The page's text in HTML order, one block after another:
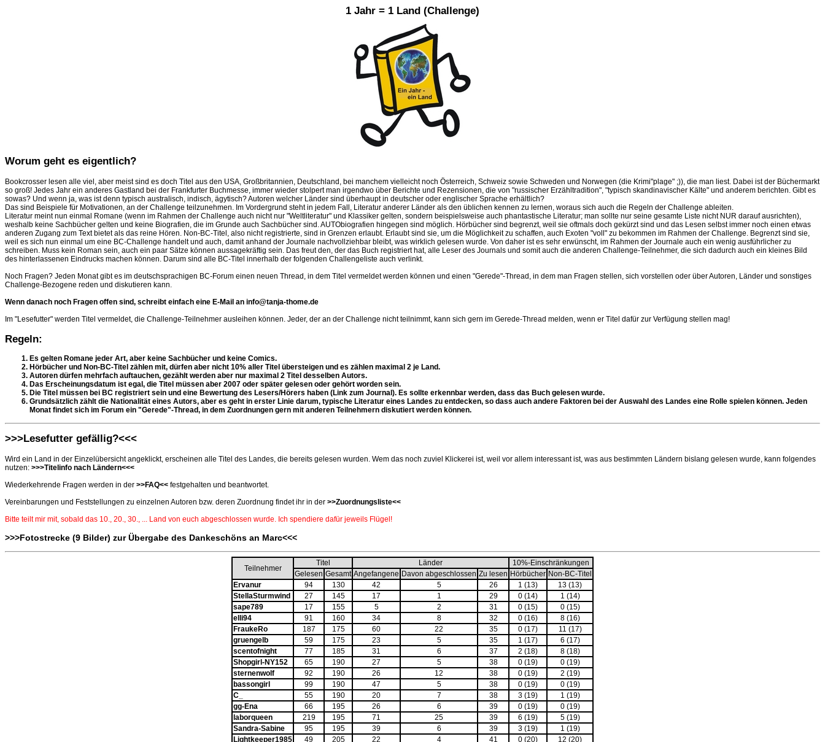
1 Jahr = 1 Land (Challenge)
Worum geht es eigentlich?
Bookcrosser lesen alle viel, aber meist sind es doch Titel aus den USA, Großbritannien, Deutschland, bei manchem vielleicht noch Österreich, Schweiz sowie Schweden und Norwegen (die Krimi"plage" ;)), die man liest. Dabei ist der Büchermarkt
so groß! Jedes Jahr ein anderes Gastland bei der Frankfurter Buchmesse, immer wieder stolpert man irgendwo über Berichte und Rezensionen, die von "russischer Erzähltradition", "typisch skandinavischer Kälte" und anderem berichten. Gibt es
sowas? Und wenn ja, was ist denn typisch australisch, indisch, ägytisch? Autoren welcher Länder sind überhaupt in deutscher oder englischer Sprache erhältlich?
Das sind Beispiele für Motivationen, an der Challenge teilzunehmen. Im Vordergrund steht in jedem Fall, Literatur anderer Länder als den üblichen kennen zu lernen, woraus sich auch die Regeln der Challenge ableiten.
Literatur meint nun einmal Romane (wenn im Rahmen der Challenge auch nicht nur "Weltliteratur" und Klassiker gelten, sondern beispielsweise auch phantastische Literatur; man sollte nur seine gesamte Liste nicht NUR darauf ausrichten),
weshalb keine Sachbücher gelten und keine Biografien, die im Grunde auch Sachbücher sind. AUTObiografien hingegen sind möglich. Hörbücher sind begrenzt, weil sie oftmals doch gekürzt sind und das Lesen selbst immer noch einen etwas
anderen Zugang zum Text bietet als das reine Hören. Non-BC-Titel, also nicht registrierte, sind in Grenzen erlaubt. Erlaubt sind sie, um die Möglichkeit zu schaffen, auch Exoten "voll" zu bekommen im Rahmen der Challenge. Begrenzt sind sie,
weil es sich nun einmal um eine BC-Challenge handelt und auch, damit anhand der Journale nachvollziehbar bleibt, was wirklich gelesen wurde. Von daher ist es sehr erwünscht, im Rahmen der Journale auch ein wenig ausführlicher zu
schreiben. Muss kein Roman sein, auch ein paar Sätze können aussagekräftig sein. Das freut den, der das Buch registriert hat, alle Leser des Journals und somit auch die anderen Challenge-Teilnehmer, die sich dadurch auch ein kleines Bild
des hinterlassenen Eindrucks machen können. Darum sind alle BC-Titel innerhalb der folgenden Challengeliste auch verlinkt.
Noch Fragen? Jeden Monat gibt es im deutschsprachigen BC-Forum einen neuen Thread, in dem Titel vermeldet werden können und einen "Gerede"-Thread, in dem man Fragen stellen, sich vorstellen oder über Autoren, Länder und sonstiges
Challenge-Bezogene reden und diskutieren kann.
Wenn danach noch Fragen offen sind, schreibt einfach eine E-Mail an info@tanja-thome.de
Im "Lesefutter" werden Titel vermeldet, die Challenge-Teilnehmer ausleihen können. Jeder, der an der Challenge nicht teilnimmt, kann sich gern im Gerede-Thread melden, wenn er Titel dafür zur Verfügung stellen mag!
Regeln:
Es gelten Romane jeder Art, aber keine Sachbücher und keine Comics.
Hörbücher und Non-BC-Titel zählen mit, dürfen aber nicht 10% aller Titel übersteigen und es zählen maximal 2 je Land.
Autoren dürfen mehrfach auftauchen, gezählt werden aber nur maximal 2 Titel desselben Autors.
Das Erscheinungsdatum ist egal, die Titel müssen aber 2007 oder später gelesen oder gehört worden sein.
Die Titel müssen bei BC registriert sein und eine Bewertung des Lesers/Hörers haben (Link zum Journal). Es sollte erkennbar werden, dass das Buch gelesen wurde.
Grundsätzlich zählt die Nationalität eines Autors, aber es geht in erster Linie darum, typische Literatur eines Landes zu entdecken, so dass auch andere Faktoren bei der Auswahl des Landes eine Rolle spielen können. Jeden
Monat findet sich im Forum ein "Gerede"-Thread, in dem Zuordnungen gern mit anderen Teilnehmern diskutiert werden können.
>>>Lesefutter gefällig?<<<
Wird ein Land in der Einzelübersicht angeklickt, erscheinen alle Titel des Landes, die bereits gelesen wurden. Wem das noch zuviel Klickerei ist, weil vor allem interessant ist, was aus bestimmten Ländern bislang gelesen wurde, kann folgendes
nutzen: >>>Titelinfo nach Ländern<<<
Wiederkehrende Fragen werden in der >>FAQ<< festgehalten und beantwortet.
Vereinbarungen und Feststellungen zu einzelnen Autoren bzw. deren Zuordnung findet ihr in der >>Zuordnungsliste<<
Bitte teilt mir mit, sobald das 10., 20., 30., ... Land von euch abgeschlossen wurde. Ich spendiere dafür jeweils Flügel!
>>>Fotostrecke (9 Bilder) zur Übergabe des Dankeschöns an Marc<<<
Teilnehmer
Titel Länder
10%-Einschränkungen
Gelesen Gesamt Angefangene Davon abgeschlossen Zu lesen Hörbücher Non-BC-Titel
Ervanur
94 130 42 5 26 1 (13)
13 (13)
StellaSturmwind
27 145 17 1 29 0 (14)
1 (14)
sape789
17 155 5 2 31 0 (15)
0 (15)
elli94
91 160 34 8 32 0 (16)
8 (16)
FraukeRo
187 175 60 22 35 0 (17)
11 (17)
gruengelb
59 175 23 5 35 1 (17)
6 (17)
scentofnight
77 185 31 6 37 2 (18)
8 (18)
Shopgirl-NY152
65 190 27 5 38 0 (19)
0 (19)
sternenwolf
92 190 26 12 38 0 (19)
2 (19)
bassongirl
99 190 47 5 38 0 (19)
0 (19)
C_
55 190 20 7 38 3 (19)
1 (19)
gg-Ena
66 195 26 6 39 0 (19)
0 (19)
laborqueen
219 195 71 25 39 6 (19)
5 (19)
Sandra-Sabine
95 195 39 6 39 3 (19)
1 (19)
Lightkeeper1985
49 205 22 4 41 0 (20)
12 (20)